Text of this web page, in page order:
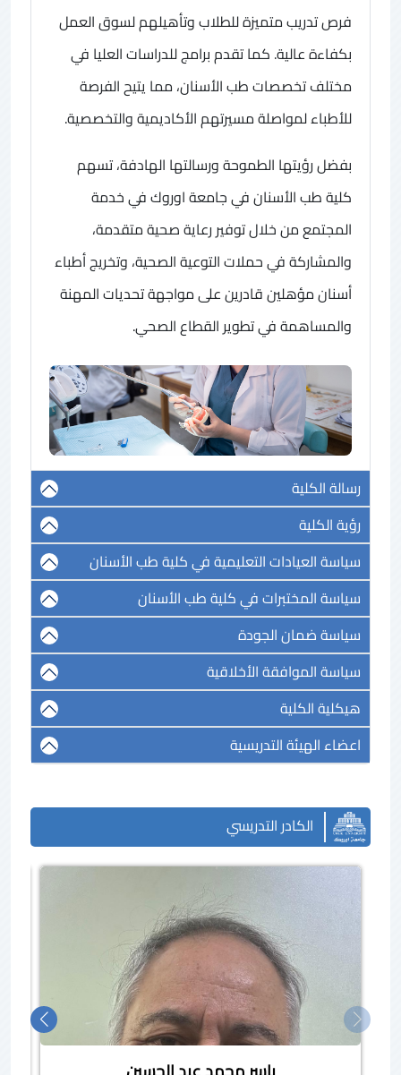
فرص تدريب متميزة للطلاب وتأهيلهم لسوق العمل
بكفاءة عالية. كما تقدم برامج للدراسات العليا في
مختلف تخصصات طب الأسنان، مما يتيح الفرصة
للأطباء لمواصلة مسيرتهم الأكاديمية والتخصصية.
بفضل رؤيتها الطموحة ورسالتها الهادفة، تسهم
كلية طب الأسنان في جامعة اوروك في خدمة
المجتمع من خلال توفير رعاية صحية متقدمة،
والمشاركة في حملات التوعية الصحية، وتخريج أطباء
أسنان مؤهلين قادرين على مواجهة تحديات المهنة
والمساهمة في تطوير القطاع الصحي.
رسالة الكلية
رؤية الكلية
سياسة العيادات التعليمية في كلية طب الأسنان
سياسة المختبرات في كلية طب الأسنان
سياسة ضمان الجودة
سياسة الموافقة الأخلاقية
هيكلية الكلية
اعضاء الهيئة التدريسية
الكادر التدريسي